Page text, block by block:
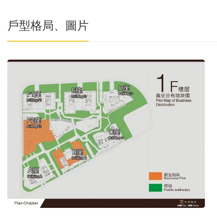
戶型格局、圖片